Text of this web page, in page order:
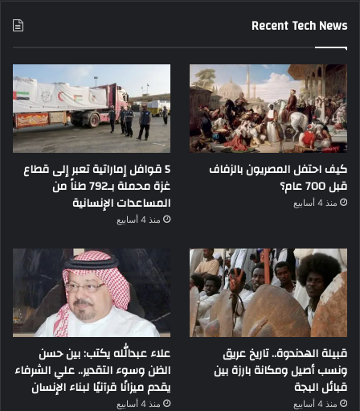
Recent Tech News
كيف احتفل المصريون بالزفاف
قبل 700 عام؟
منذ 4 أسابيع
5 قوافل إماراتية تعبر إلى قطاع
غزة محملة بـ792 طناً من
المساعدات الإنسانية
منذ 4 أسابيع
قبيلة الهدندوة.. تاريخ عريق
ونسب أصيل ومكانة بارزة بين
قبائل البجة
منذ 4 أسابيع
علاء عبدالله يكتب: بين حسن
الظن وسوء التقدير.. علي الشرفاء
يقدم ميزانًا قرآنيًا لبناء الإنسان
منذ 4 أسابيع